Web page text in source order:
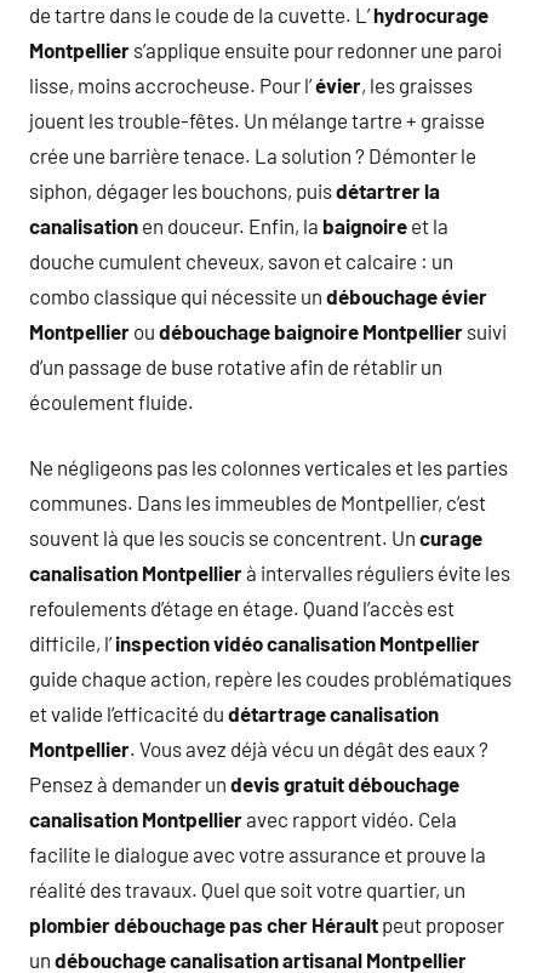
de tartre dans le coude de la cuvette. L’hydrocurage
Montpellier s’applique ensuite pour redonner une paroi
lisse, moins accrocheuse. Pour l’évier, les graisses
jouent les trouble-fêtes. Un mélange tartre + graisse
crée une barrière tenace. La solution ? Démonter le
siphon, dégager les bouchons, puisdétartrer la
canalisation en douceur. Enfin, la baignoire et la
douche cumulent cheveux, savon et calcaire : un
combo classique qui nécessite un débouchage évier
Montpellier ou débouchage baignoire Montpellier suivi
d’un passage de buse rotative afin de rétablir un
écoulement fluide.
Ne négligeons pas les colonnes verticales et les parties
communes. Dans les immeubles de Montpellier, c’est
souvent là que les soucis se concentrent. Un curage
canalisation Montpellierà intervalles réguliers évite les
refoulements d’étage en étage. Quand l’accès est
difficile, l’inspection vidéo canalisation Montpellier
guide chaque action, repère les coudes problématiques
et valide l’efficacité du détartrage canalisation
Montpellier. Vous avez déjà vécu un dégât des eaux ?
Pensez à demander un devis gratuit débouchage
canalisation Montpellieravec rapport vidéo. Cela
facilite le dialogue avec votre assurance et prouve la
réalité des travaux. Quel que soit votre quartier, un
plombier débouchage pas cher Hérault peut proposer
un débouchage canalisation artisanal Montpellier